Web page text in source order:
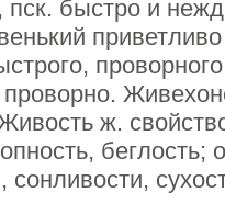
быстро и
проворно.
ж.
сонливости,